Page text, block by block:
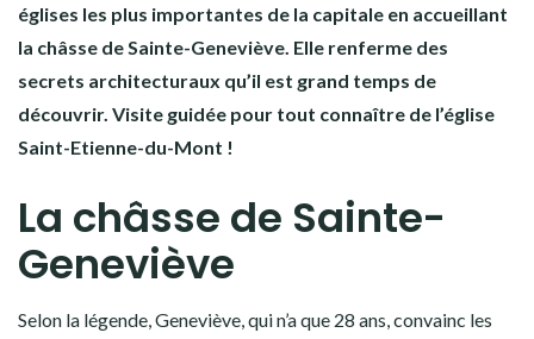
églises les plus importantes de la capitale en accueillant
la châsse de Sainte-Geneviève. Elle renferme des
secrets architecturaux qu’il est grand temps de
découvrir. Visite guidée pour tout connaître de l’église
Saint-Etienne-du-Mont !
La châsse de Sainte-
Geneviève
Selon la légende, Geneviève, qui n’a que 28 ans, convainc les